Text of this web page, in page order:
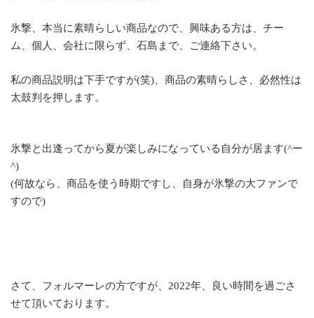
氷撃、本当に素晴らしい商品なので、興味ある方は、チー
ム、個人、会社に限らず、石島まで、ご連絡下さい。
私の商品説明は下手ですが(笑)、商品の素晴らしさ、必然性は
太鼓判を押します。
氷撃と出逢ってから夏が楽しみになっている自分が居ます(^ー
^)
(何故なら、商品を使う時期ですし、自身が氷撃の大ファンで
すので)
さて、フォルマーレの方ですが、2022年、良い時間を過ごさ
せて頂いております。